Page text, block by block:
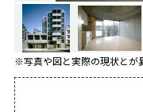
※写真や図と実際の現状とが